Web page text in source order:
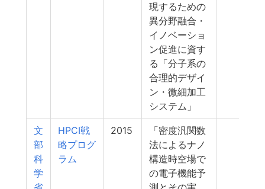
現するための
異分野融合・
イノベーショ
ン促進に資す
る「分子系の
合理的デザイ
ン・微細加工
システム」
文
部
科
学
HPCI戦
略プログ
ラム
2015
「密度汎関数
法によるナノ
構造時空場で
の電子機能予